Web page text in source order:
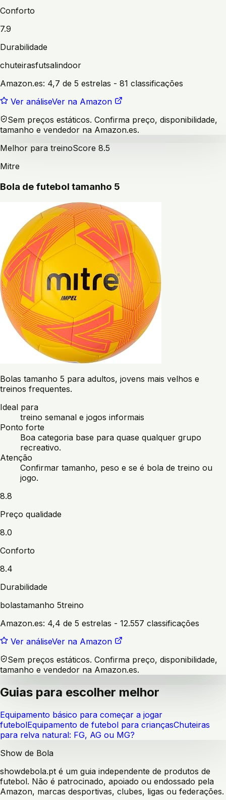
Conforto
7.9
Durabilidade
chuteirasfutsalindoor
Amazon.es: 4,7 de 5 estrelas - 81 classificações
Ver análiseVer na Amazon
Sem preços estáticos. Confirma preço, disponibilidade,
tamanho e vendedor na Amazon.es.
Melhor para treinoScore 8.5
Mitre
Bola de futebol tamanho 5
Bolas tamanho 5 para adultos, jovens mais velhos e
treinos frequentes.
Ideal para
treino semanal e jogos informais
Ponto forte
Boa categoria base para quase qualquer grupo
recreativo.
Atenção
Confirmar tamanho, peso e se é bola de treino ou
jogo.
8.8
Preço qualidade
8.0
Conforto
8.4
Durabilidade
bolastamanho 5treino
Amazon.es: 4,4 de 5 estrelas - 12.557 classificações
Ver análiseVer na Amazon
Sem preços estáticos. Confirma preço, disponibilidade,
tamanho e vendedor na Amazon.es.
Guias para escolher melhor
Equipamento básico para começar a jogar
futebolEquipamento de futebol para criançasChuteiras
para relva natural: FG, AG ou MG?
Show de Bola
showdebola.pt é um guia independente de produtos de
futebol. Não é patrocinado, apoiado ou endossado pela
Amazon, marcas desportivas, clubes, ligas ou federações.